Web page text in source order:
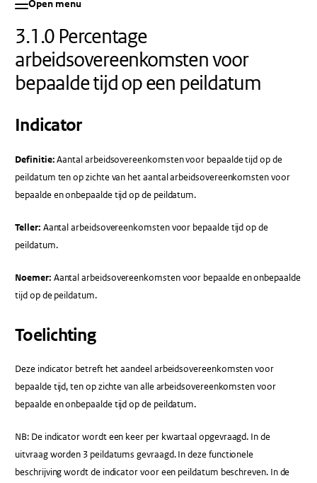
Open menu
3.1.0 Percentage
arbeidsovereenkomsten voor
bepaalde tijd op een peildatum
Indicator
Definitie:Aantal arbeidsovereenkomsten voor bepaalde tijd op de
peildatum ten op zichte van het aantal arbeidsovereenkomsten voor
bepaalde en onbepaalde tijd op de peildatum.
Teller: Aantal arbeidsovereenkomsten voor bepaalde tijd op de
peildatum.
Noemer: Aantal arbeidsovereenkomsten voor bepaalde en onbepaalde
tijd op de peildatum.
Toelichting
Deze indicator betreft het aandeel arbeidsovereenkomsten voor
bepaalde tijd, ten op zichte van alle arbeidsovereenkomsten voor
bepaalde en onbepaalde tijd op de peildatum.
NB: De indicator wordt een keer per kwartaal opgevraagd. In de
uitvraag worden 3 peildatums gevraagd. In deze functionele
beschrijving wordt de indicator voor een peildatum beschreven. In de